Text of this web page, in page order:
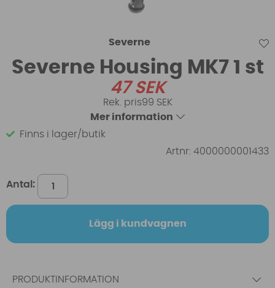
Severne
Severne Housing MK7 1 st
47SEK
99 SEK
Mer information
Finns i lager/butik
Artnr: 4000000001433
Antal:
Lägg i kundvagnen
PRODUKTINFORMATION